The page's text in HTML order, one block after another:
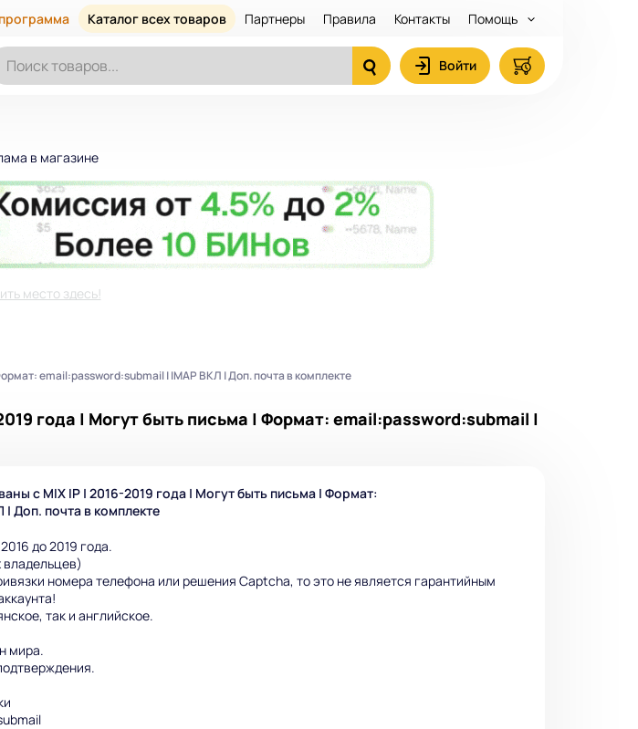
Каталог всех товаров Партнеры Правила Контакты Помощь
Войти
в магазине
место здесь!
email:password:submail | IMAP ВКЛ | Доп. почта в комплекте
года | Могут быть письма | Формат: email:password:submail |
с MIX IP | 2016-2019 года | Могут быть письма | Формат:
Доп. почта в комплекте
до 2019 года.
номера телефона или решения Captcha, то это не является гарантийным
так и английское.
мира.